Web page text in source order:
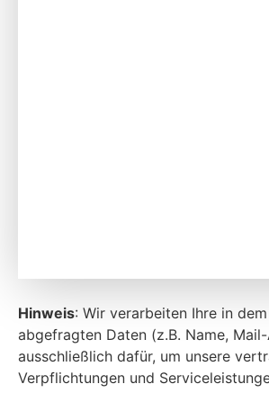
Hinweis: Wir verarbeiten Ihre in
abgefragten Daten (z.B. Name,
ausschließlich dafür, um unsere
Verpflichtungen und